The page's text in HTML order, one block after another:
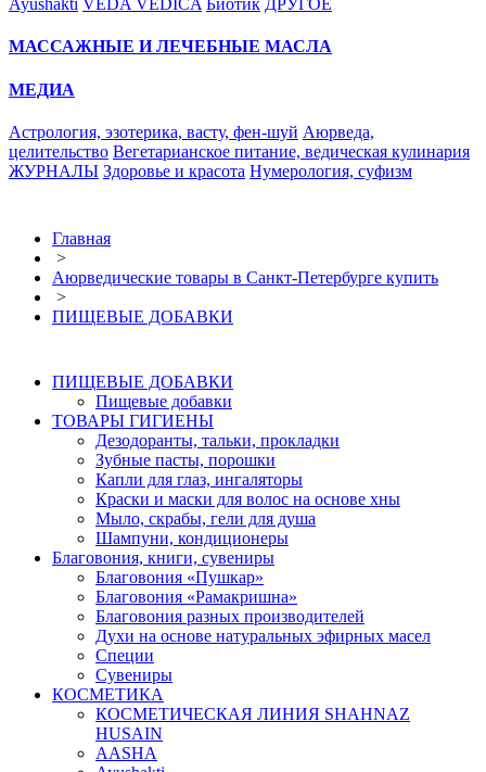
Ayushakti VEDA VEDICA Биотик ДРУГОЕ
МАССАЖНЫЕ И ЛЕЧЕБНЫЕ МАСЛА
МЕДИА
Астрология, эзотерика, васту, фен-шуй Аюрведа,
целительство Вегетарианское питание, ведическая кулинария
ЖУРНАЛЫ Здоровье и красота Нумерология, суфизм
Главная
>
Аюрведические товары в Санкт-Петербурге купить
>
ПИЩЕВЫЕ ДОБАВКИ
ПИЩЕВЫЕ ДОБАВКИ
Пищевые добавки
ТОВАРЫ ГИГИЕНЫ
Дезодоранты, тальки, прокладки
Зубные пасты, порошки
Капли для глаз, ингаляторы
Краски и маски для волос на основе хны
Мыло, скрабы, гели для душа
Шампуни, кондиционеры
Благовония, книги, сувениры
Благовония «Пушкар»
Благовония «Рамакришна»
Благовония разных производителей
Духи на основе натуральных эфирных масел
Специи
Сувениры
КОСМЕТИКА
КОСМЕТИЧЕСКАЯ ЛИНИЯ SHAHNAZ
HUSAIN
AASHA